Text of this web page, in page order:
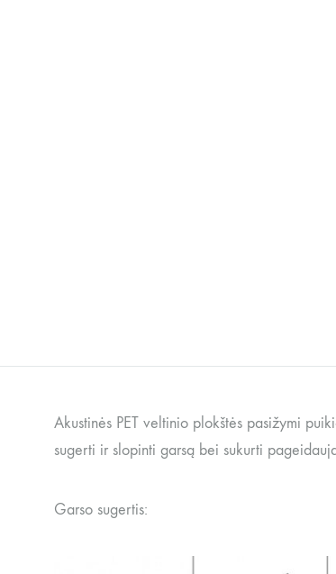
Akustinės PET veltinio plokštės pasižymi
sugerti ir slopinti garsą bei sukurti
Garso sugertis: